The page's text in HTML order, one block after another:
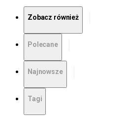
Zobacz również
Polecane
Najnowsze
Tagi